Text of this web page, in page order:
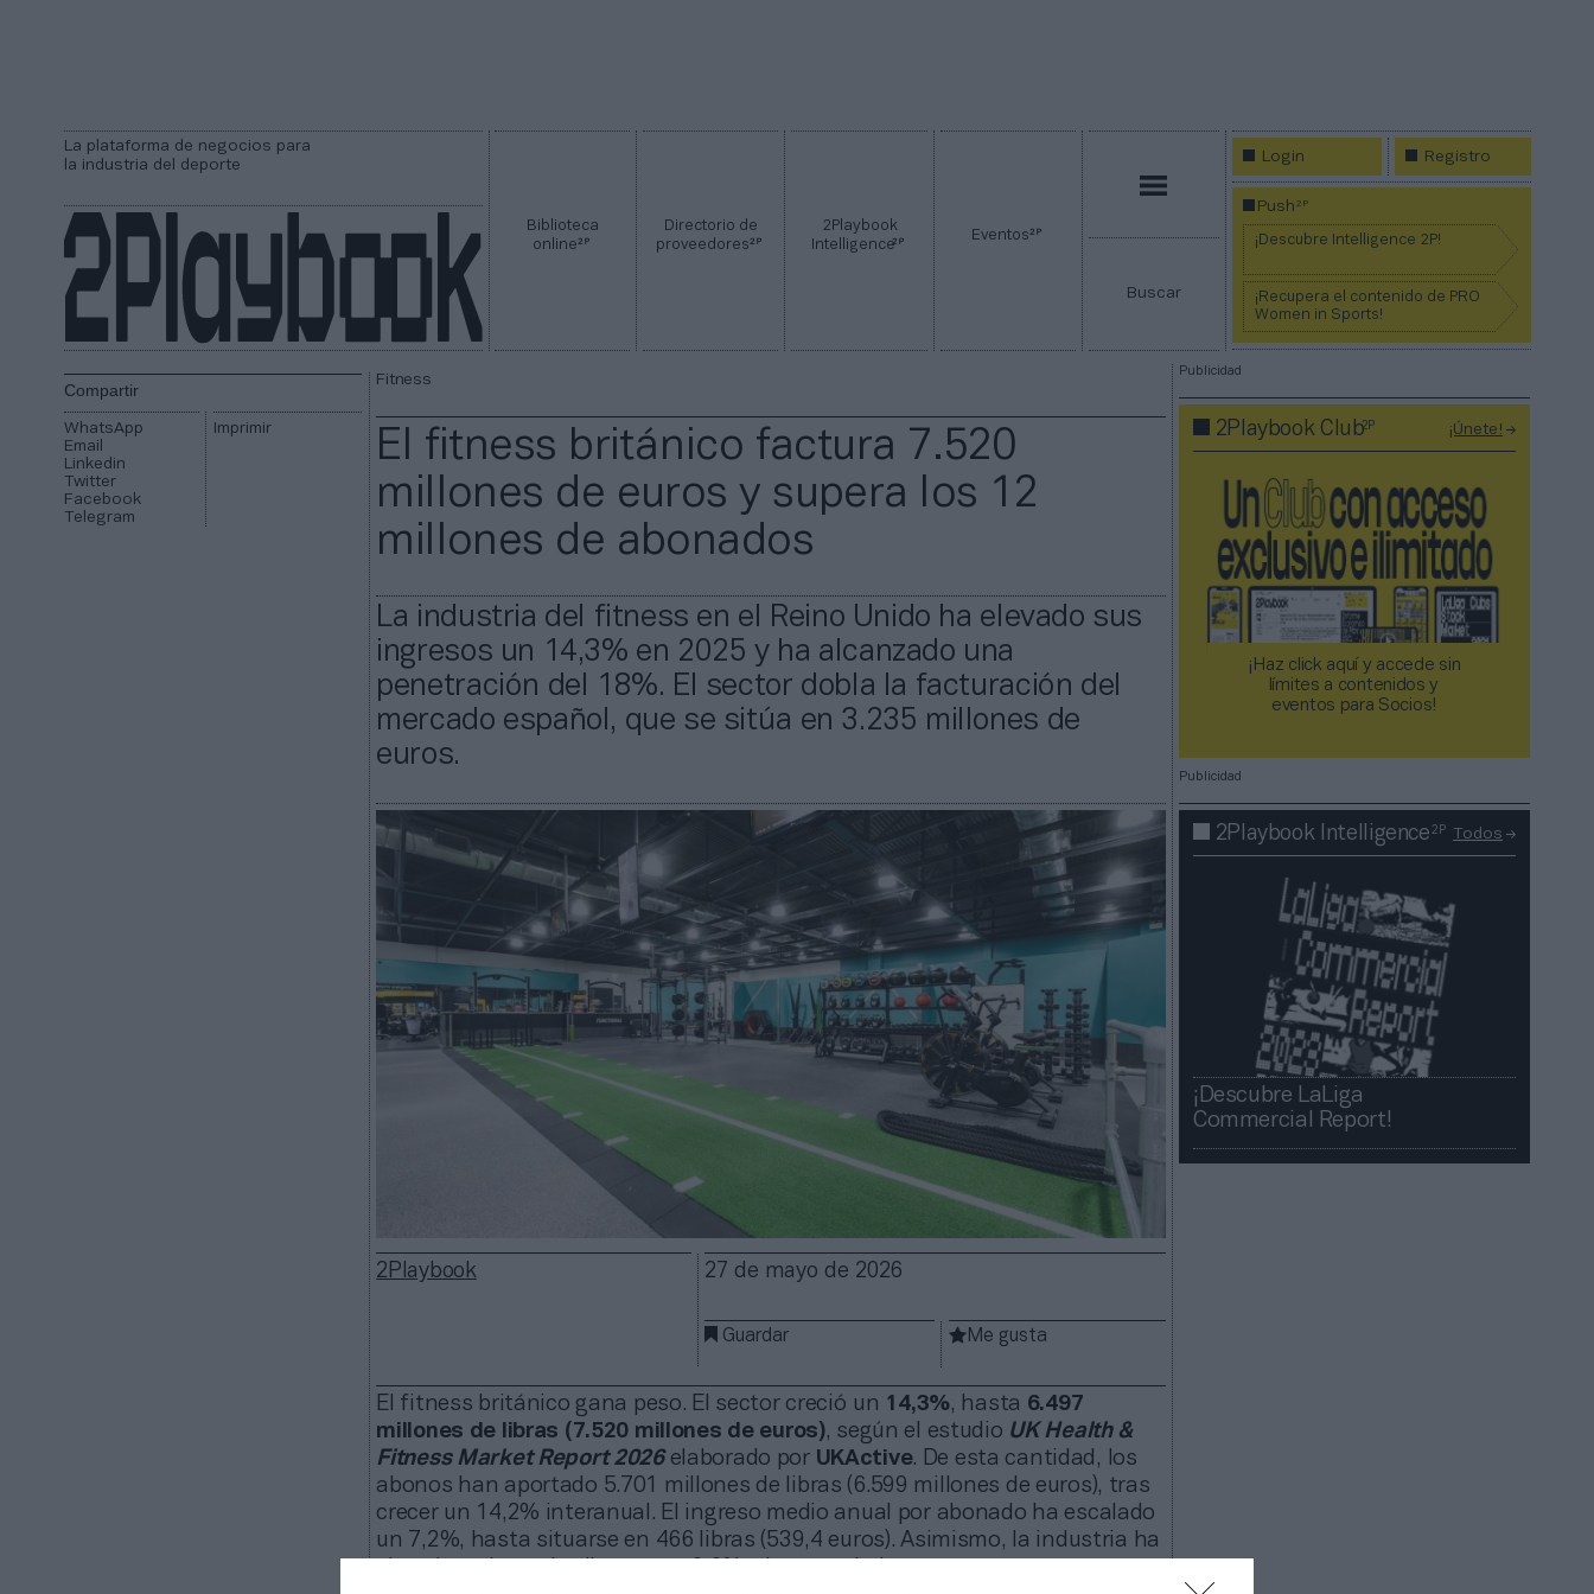
La plataforma de negocios para
la industria del deporte
Biblioteca
online2P
Directorio de
proveedores2P
2Playbook
Intelligence2P Eventos2P
Buscar
Login Registro
Push2P
¡Descubre Intelligence 2P!
¡Recupera el contenido de PRO
Women in Sports!
Compartir
WhatsApp
Email
Linkedin
Twitter
Facebook
Telegram
Imprimir
Fitness
El fitness británico factura 7.520
millones de euros y supera los 12
millones de abonados
La industria del fitness en el Reino Unido ha elevado sus
ingresos un 14,3% en 2025 y ha alcanzado una
penetración del 18%. El sector dobla la facturación del
mercado español, que se sitúa en 3.235 millones de
euros.
2Playbook 27 de mayo de 2026
Guardar Me gusta
El fitness británico gana peso. El sector creció un 14,3%, hasta 6.497
millones de libras (7.520 millones de euros), según el estudio UK Health &
Fitness Market Report 2026elaborado por UKActive. De esta cantidad, los
abonos han aportado 5.701 millones de libras (6.599 millones de euros), tras
crecer un 14,2% interanual. El ingreso medio anual por abonado ha escalado
un 7,2%, hasta situarse en 466 libras (539,4 euros). Asimismo, la industria ha
Publicidad
2Playbook Club2P ¡Únete!
¡Haz click aquí y accede sin
límites a contenidos y
eventos para Socios!​​​​​​​
Publicidad
2Playbook Intelligence2P Todos
¡Descubre LaLiga
Commercial Report!​​